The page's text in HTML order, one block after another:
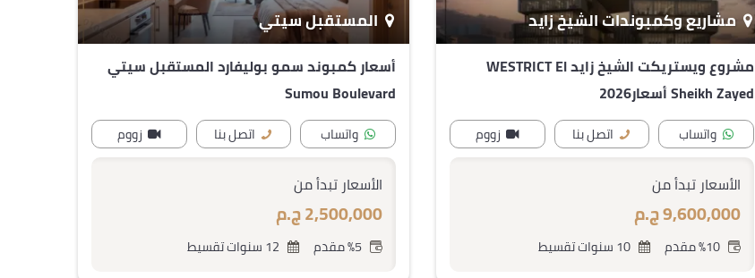
مشاريع وكمبوندات الشيخ زايد
مشروع ويستريكت الشيخ زايد WESTRICT El
Sheikh Zayed أسعار2026
واتساب اتصل بنا زووم
الأسعار تبدأ من
9,600,000 ج.م
%10 مقدم 10 سنوات تقسيط
المستقبل سيتي
أسعار كمبوند سمو بوليفارد المستقبل سيتي
Sumou Boulevard
واتساب اتصل بنا زووم
الأسعار تبدأ من
2,500,000 ج.م
%5 مقدم